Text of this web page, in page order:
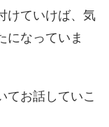
けていけば、気
になっていま
てお話していこ